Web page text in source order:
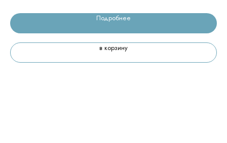
Подробнее
в корзину